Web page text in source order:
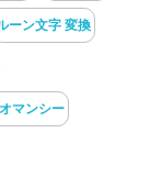
ーン文字 変換
マンシー